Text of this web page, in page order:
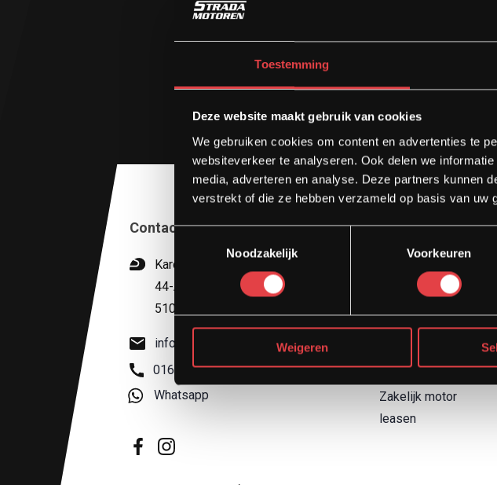
Toestemming
Deze website maakt gebruik van cookies
We gebruiken cookies om content en advertenties te
websiteverkeer te analyseren. Ook delen we
media, adverteren en analyse. Deze partners kunnen
verstrekt of die ze hebben verzameld op basis van uw
Toestemmingsselectie
Noodzakelijk
Voorkeuren
Weigeren
Contact
Kardinaal van Rossumstraat
44-A
5104 HN Dongen
info@stradamotoren.nl
0162 782532
Whatsapp
Diensten
Afspraak werkplaats
Motor inruilen
Zakelijk motor
leasen